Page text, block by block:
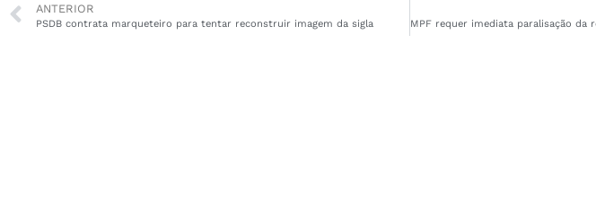
ANTERIOR
PSDB contrata marqueteiro para tentar reconstruir imagem da sigla